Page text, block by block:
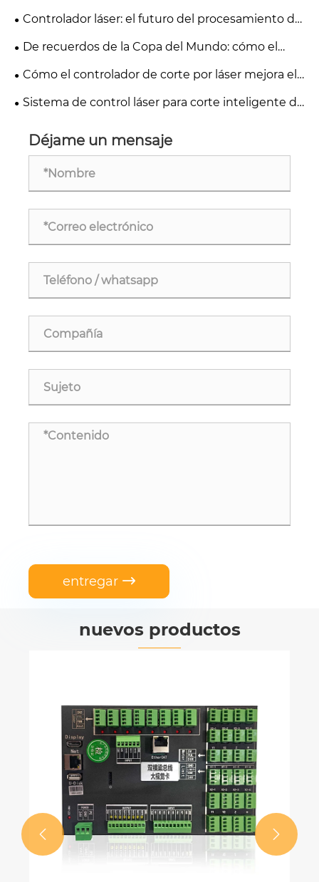
procesamiento de etiquetas autoadhesivas
Controlador láser: el futuro del procesamiento de
empeines de calzado
De recuerdos de la Copa del Mundo: cómo el
controlador láser mejora la calidad del
Cómo el controlador de corte por láser mejora el
corte de película de precisión
Sistema de control láser para corte inteligente de
Déjame un mensaje
entregar 
nuevos productos
 